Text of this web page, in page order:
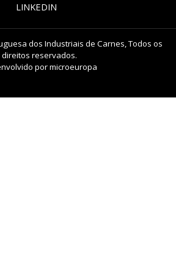
LINKEDIN
dos Industriais de Carnes, Todos os
direitos reservados.
pormicroeuropa